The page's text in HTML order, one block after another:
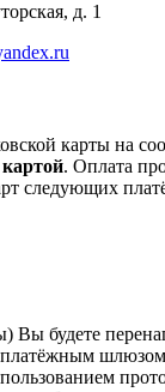
д. 1
карты на
. Оплата
следующих
Вы будете
шлюзом